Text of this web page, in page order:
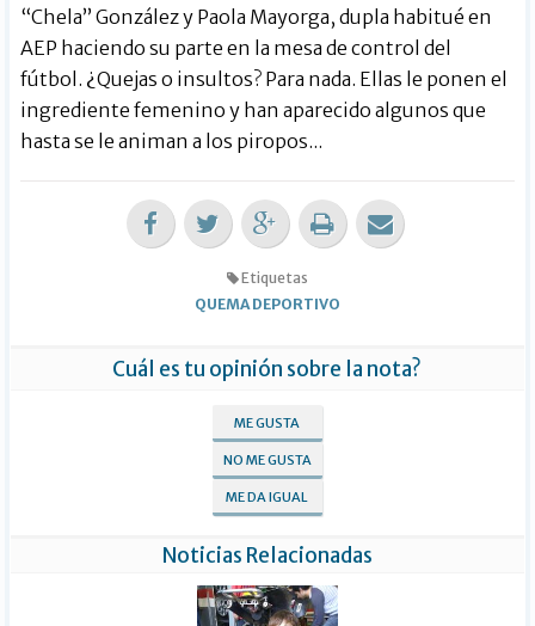
“Chela” González y Paola Mayorga, dupla habitué en
AEP haciendo su parte en la mesa de control del
fútbol. ¿Quejas o insultos? Para nada. Ellas le ponen el
ingrediente femenino y han aparecido algunos que
hasta se le animan a los piropos...
Etiquetas
QUEMA DEPORTIVO
Cuál es tu opinión sobre la nota?
ME GUSTA
NO ME GUSTA
ME DA IGUAL
Noticias Relacionadas